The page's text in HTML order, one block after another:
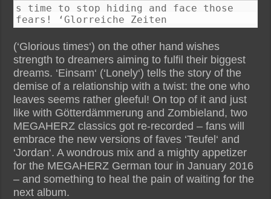
s time to stop hiding and face those
fears! ‘Glorreiche Zeiten
(‘Glorious times‘) on the other hand wishes
strength to dreamers aiming to fulfil their biggest
dreams. ‘Einsam‘ (‘Lonely‘) tells the story of the
demise of a relationship with a twist: the one who
leaves seems rather gleeful! On top of it and just
like with Götterdämmerung and Zombieland, two
MEGAHERZ classics got re-recorded – fans will
embrace the new versions of faves ‘Teufel‘ and
‘Jordan‘. A wondrous mix and a mighty appetizer
for the MEGAHERZ German tour in January 2016
– and something to heal the pain of waiting for the
next album.